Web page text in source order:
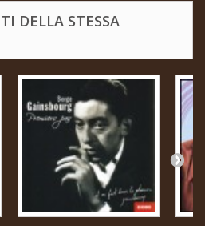
DELLA STESSA